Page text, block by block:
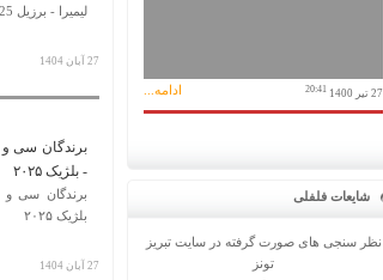
27 تیر 1400 20:41 ادامه...
شایعات فلفلی
نظر سنجی های صورت گرفته در سایت تبریز
تونز
لیمیرا - برزیل 2025
27 آبان 1404
برندگان سی و
- بلژیک ۲۰۲۵
برندگان سی و
بلژیک ۲۰۲۵
27 آبان 1404